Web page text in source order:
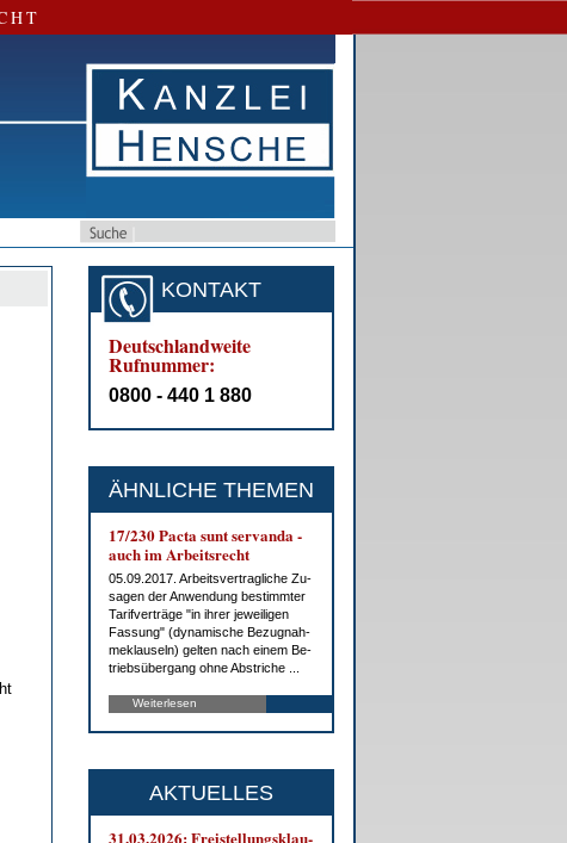
KONTAKT
Deutschlandweite
Rufnummer:
0800 - 440 1 880
ÄHNLICHE THEMEN
17/230 Pac­ta sunt ser­van­da -
auch im Ar­beits­recht
05.09.2017. Ar­beits­ver­trag­li­che Zu­
sa­gen der An­wen­dung be­stimm­ter
Ta­rif­ver­trä­ge "in ih­rer je­wei­li­gen
Fas­sung" (dy­na­mi­sche Be­zug­nah­
me­klau­seln) gel­ten nach ei­nem Be­
triebs­über­gang oh­ne Ab­stri­che ...
Weiterlesen
AKTUELLES
31.03.2026: Frei­stel­lungs­klau­